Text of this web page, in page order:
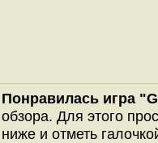
Понравилась игра
обзора. Для этого
ниже и отметь